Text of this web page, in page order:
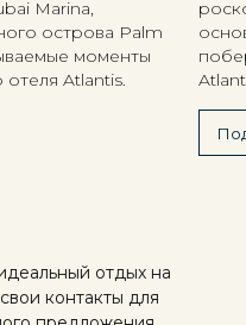
Marina,
острова Palm
моменты
Atlantis.
отдых на
контакты для